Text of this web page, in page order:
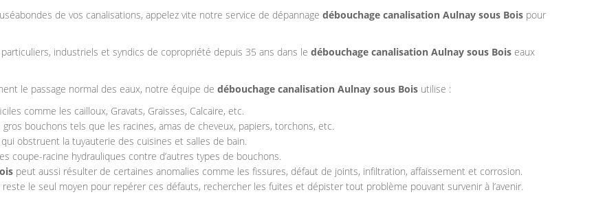
de vos canalisations, appelez vite notre service de dépannage débouchage canalisation Aulnay sous Bois pour
industriels et syndics de copropriété depuis 35 ans dans le débouchage canalisation Aulnay sous Bois eaux
le passage normal des eaux, notre équipe de débouchage canalisation Aulnay sous Bois utilise :
comme les cailloux, Gravats, Graisses, Calcaire, etc.
bouchons tels que les racines, amas de cheveux, papiers, torchons, etc.
obstruent la tuyauterie des cuisines et salles de bain.
coupe-racine hydrauliques contre d’autres types de bouchons.
peut aussi résulter de certaines anomalies comme les fissures, défaut de joints, infiltration, affaissement et corrosion.
reste le seul moyen pour repérer ces défauts, rechercher les fuites et dépister tout problème pouvant survenir à l’avenir.